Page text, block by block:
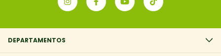
DEPARTAMENTOS